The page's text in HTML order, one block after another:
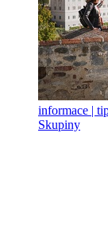
informace |
Skupiny